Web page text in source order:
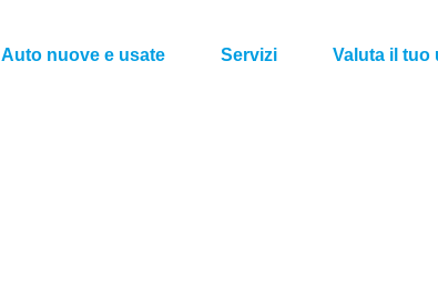
Auto nuove e usate Servizi Valuta il tuo